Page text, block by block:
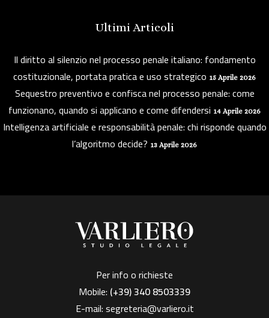
Ultimi Articoli
Il diritto al silenzio nel processo penale italiano: fondamento
costituzionale, portata pratica e uso strategico 15 Aprile 2026
Sequestro preventivo e confisca nel processo penale: come
funzionano, quando si applicano e come difendersi 14 Aprile 2026
Intelligenza artificiale e responsabilità penale: chi risponde quando
l’algoritmo decide? 13 Aprile 2026
Per info o richieste
Mobile: (+39)340 8503339
E-mail:segreteria@varliero.it